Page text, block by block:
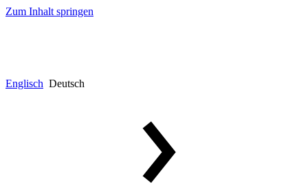
Zum Inhalt springen
Englisch Deutsch